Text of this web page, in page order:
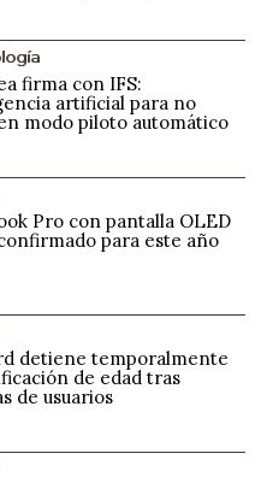
firma con IFS:
artificial para no
modo piloto automático
Pro con pantalla OLED
para este año
detiene temporalmente
de edad tras
de usuarios